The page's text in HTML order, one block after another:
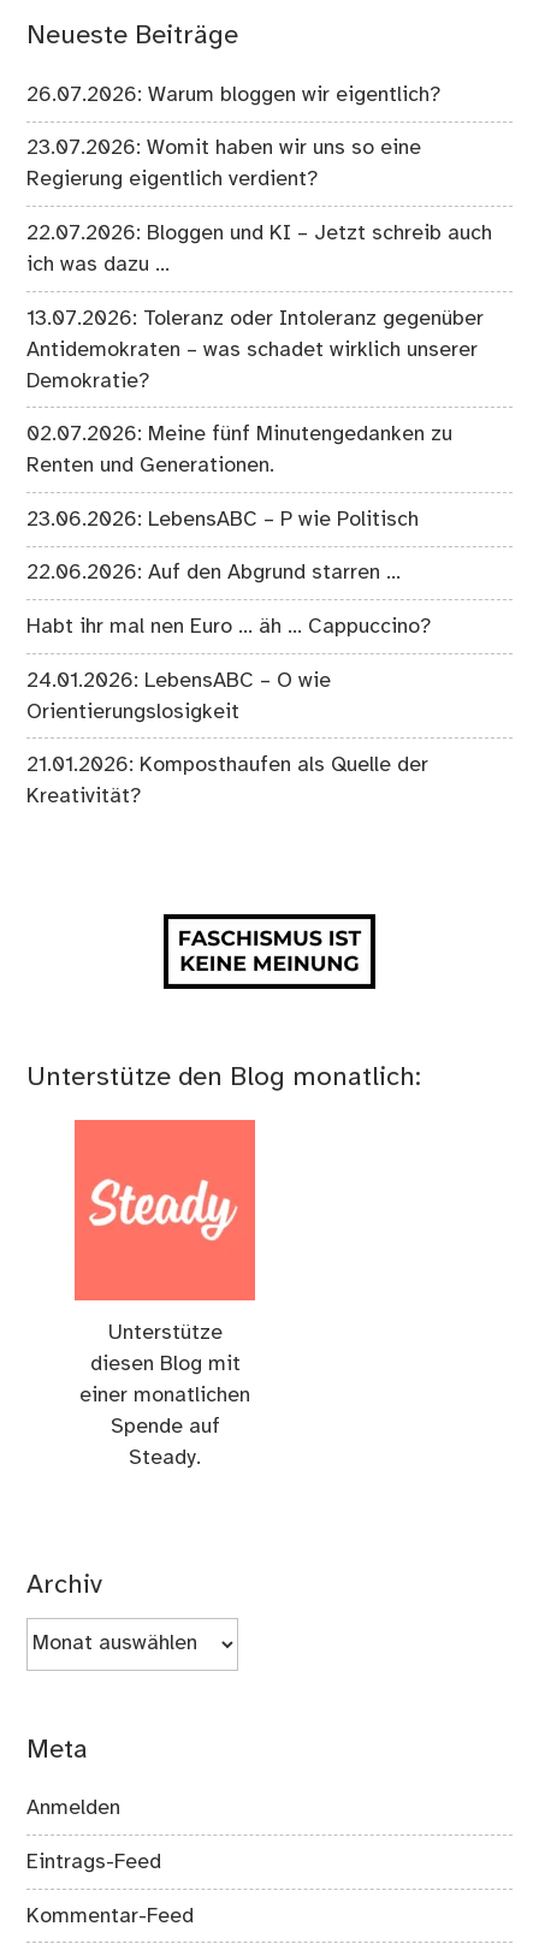
Neueste Beiträge
26.07.2026: Warum bloggen wir eigentlich?
23.07.2026: Womit haben wir uns so eine
Regierung eigentlich verdient?
22.07.2026: Bloggen und KI – Jetzt schreib auch
ich was dazu …
13.07.2026: Toleranz oder Intoleranz gegenüber
Antidemokraten – was schadet wirklich unserer
Demokratie?
02.07.2026: Meine fünf Minutengedanken zu
Renten und Generationen.
23.06.2026: LebensABC – P wie Politisch
22.06.2026: Auf den Abgrund starren …
Habt ihr mal nen Euro … äh … Cappuccino?
24.01.2026: LebensABC – O wie
Orientierungslosigkeit
21.01.2026: Komposthaufen als Quelle der
Kreativität?
Unterstütze den Blog monatlich:
Unterstütze
diesen Blog mit
einer monatlichen
Spende auf
Steady.
Archiv
Archiv
Meta
Anmelden
Eintrags-Feed
Kommentar-Feed